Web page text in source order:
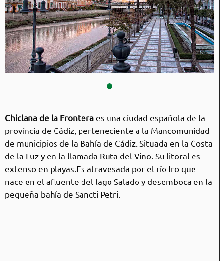
Chiclana
Chiclana de la Fronteraes una ciudad española de la
provincia de Cádiz, perteneciente a la Mancomunidad
de municipios de la Bahía de Cádiz. Situada en la Costa
de la Luz y en la llamada Ruta del Vino. Su litoral es
extenso en playas.Es atravesada por el río Iro que
nace en el afluente del lago Salado y desemboca en la
pequeña bahía de Sancti Petri.